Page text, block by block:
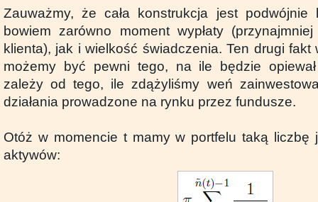
Zauważmy, że cała konstrukcja jest podwójnie
bowiem zarówno moment wypłaty
klienta), jak i wielkość świadczenia. Ten drugi
możemy być pewni tego, na ile będzie
zależy od tego, ile zdążyliśmy weń
działania prowadzone na rynku przez fundusze.
Otóż w momencie t mamy w portfelu taką liczbę
aktywów: